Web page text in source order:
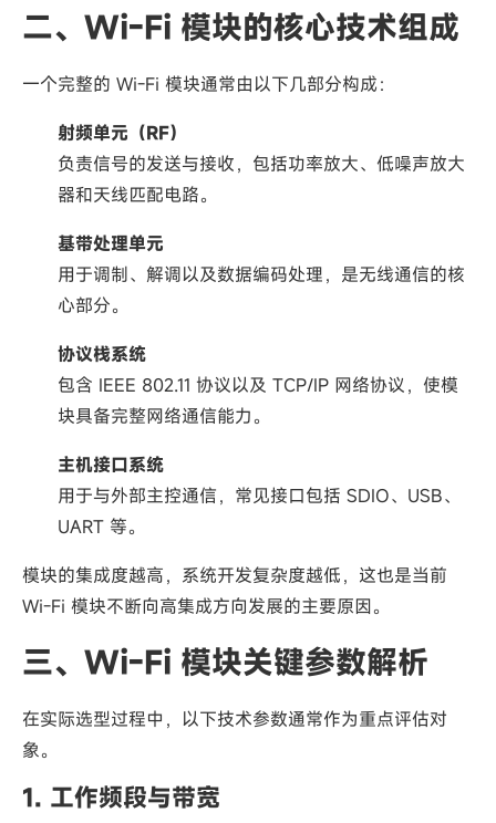
二、Wi-Fi 模块的核心技术组成
一个完整的 Wi-Fi 模块通常由以下几部分构成：
射频单元（RF）
负责信号的发送与接收，包括功率放大、低噪声放大
器和天线匹配电路。
基带处理单元
用于调制、解调以及数据编码处理，是无线通信的核
心部分。
协议栈系统
包含 IEEE 802.11 协议以及 TCP/IP 网络协议，使模
块具备完整网络通信能力。
主机接口系统
用于与外部主控通信，常见接口包括 SDIO、USB、
UART 等。
模块的集成度越高，系统开发复杂度越低，这也是当前
Wi-Fi 模块不断向高集成方向发展的主要原因。
三、Wi-Fi 模块关键参数解析
在实际选型过程中，以下技术参数通常作为重点评估对
象。
1. 工作频段与带宽